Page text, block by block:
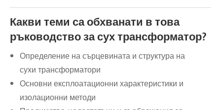
Какви теми са обхванати в това
ръководство за сух трансформатор?
Определение на сърцевината и структура на
сухи трансформатори
Основни експлоатационни характеристики и
изолационни методи